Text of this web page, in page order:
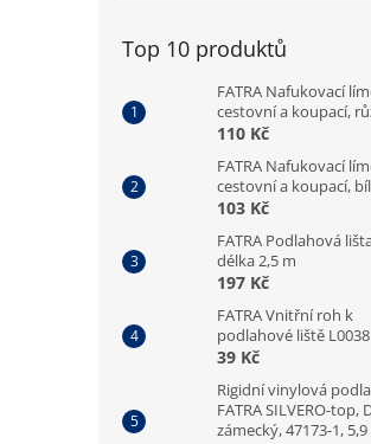
Top 10 produktů
FATRA Nafukovací
cestovní a koupací,
110 Kč
FATRA Nafukovací
cestovní a koupací,
103 Kč
FATRA Podlahová
délka 2,5 m
197 Kč
FATRA Vnitřní roh k
podlahové liště L0038
39 Kč
Rigidní vinylová
FATRA SILVERO-top,
zámecký, 47173-1,